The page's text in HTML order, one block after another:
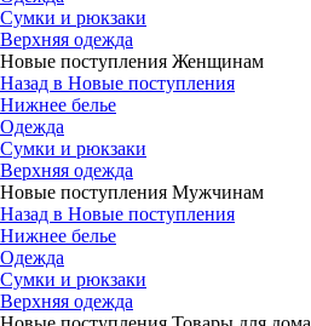
Сумки и рюкзаки
Верхняя одежда
Новые поступления Женщинам
Назад в Новые поступления
Нижнее белье
Одежда
Сумки и рюкзаки
Верхняя одежда
Новые поступления Мужчинам
Назад в Новые поступления
Нижнее белье
Одежда
Сумки и рюкзаки
Верхняя одежда